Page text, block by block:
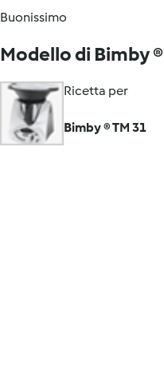
Buonissimo
Modello di Bimby ®
Ricetta per
Bimby ® TM 31